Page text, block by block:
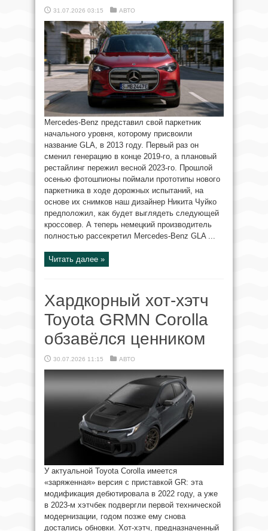
31.07.2026 03:15 АВТО
Mercedes-Benz представил свой паркетник
начального уровня, которому присвоили
название GLA, в 2013 году. Первый раз он
сменил генерацию в конце 2019-го, а плановый
рестайлинг пережил весной 2023-го. Прошлой
осенью фотошпионы поймали прототипы нового
паркетника в ходе дорожных испытаний, на
основе их снимков наш дизайнер Никита Чуйко
предположил, как будет выглядеть следующей
кроссовер. А теперь немецкий производитель
полностью рассекретил Mercedes-Benz GLA ...
Читать далее »
Хардкорный хот-хэтч
Toyota GRMN Corolla
обзавёлся ценником
30.07.2026 11:15 АВТО
У актуальной Toyota Corolla имеется
«заряженная» версия с приставкой GR: эта
модификация дебютировала в 2022 году, а уже
в 2023-м хэтчбек подвергли первой технической
модернизации, годом позже ему снова
достались обновки. Хот-хэтч, предназначенный